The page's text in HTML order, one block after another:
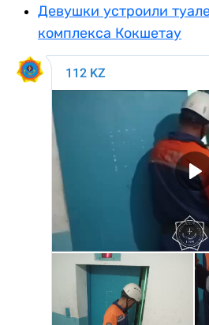
Девушки устроили
комплекса Кокшетау